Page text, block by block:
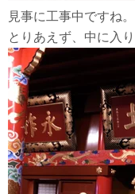
見事に工事中ですね
とりあえず、中に入り